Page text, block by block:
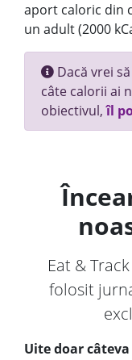
aport caloric din
un adult (2000
Dacă vrei
câte calorii ai
obiectivul,îl
Eat &
folosit
Uite doar